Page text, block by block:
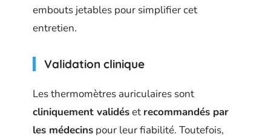
embouts jetables pour simplifier cet
entretien.
Validation clinique
Les thermomètres auriculaires sont
cliniquement validéset recommandés par
les médecins pour leur fiabilité. Toutefois,